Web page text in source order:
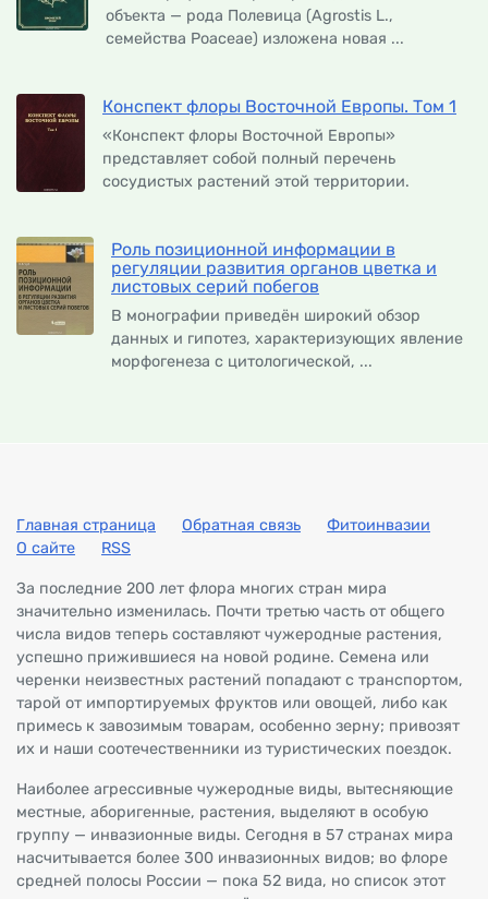
объекта — рода Полевица (Agrostis L.,
семейства Роасеае) изложена новая ...
Конспект флоры Восточной Европы. Том 1
«Конспект флоры Восточной Европы»
представляет собой полный перечень
сосудистых растений этой территории.
Роль позиционной информации в
регуляции развития органов цветка и
листовых серий побегов
В монографии приведён широкий обзор
данных и гипотез, характеризующих явление
морфогенеза с цитологической, ...
Главная страница Обратная связь
Фитоинвазии
О сайте
RSS
За последние 200 лет флора многих стран мира
значительно изменилась. Почти третью часть от общего
числа видов теперь составляют чужеродные растения,
успешно прижившиеся на новой родине. Семена или
черенки неизвестных растений попадают с транспортом,
тарой от импортируемых фруктов или овощей, либо как
примесь к завозимым товарам, особенно зерну; привозят
их и наши соотечественники из туристических поездок.
Наиболее агрессивные чужеродные виды, вытесняющие
местные, аборигенные, растения, выделяют в особую
группу — инвазионные виды. Сегодня в 57 странах мира
насчитывается более 300 инвазионных видов; во флоре
средней полосы России — пока 52 вида, но список этот